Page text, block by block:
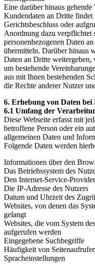
Eine darüber hinaus
Kundendaten an Dritte
Gerichtsbeschluss oder
Anordnung dazu verpflichtet
personenbezogenen Daten
übermitteln. Darüber hinaus
Daten an Dritte weitergeben,
um bestehende
aus mit Ihnen bestehenden
die Rechte anderer Nutzer
6. Erhebung von Daten bei
6.1 Umfang der
Diese Webseite erfasst mit
betroffene Person oder ein
allgemeinen Daten und
Folgende Daten werden
Informationen über den
Das Betriebssystem des
Den Internet-Service-
Die IP-Adresse des Nutzers
Datum und Uhrzeit des
Websites, von denen das
gelangt
Websites, die vom System
aufgerufen werden
Eingegebene Suchbegriffe
Häufigkeit von Seitenaufrufen
Spracheinstellungen